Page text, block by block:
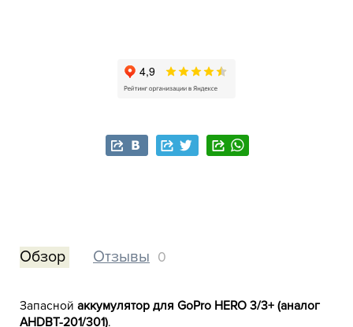
Обзор Отзывы 0
Запасной аккумулятор для GoPro HERO 3/3+ (аналог
AHDBT-201/301).